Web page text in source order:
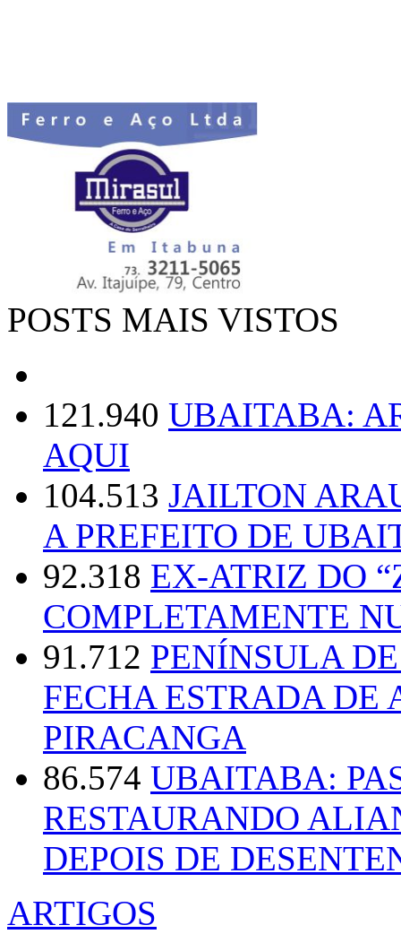
POSTS MAIS VISTOS
121.940 UBAITABA:
AQUI
104.513 JAILTON
A PREFEITO DE
92.318 EX-ATRIZ DO
COMPLETAMENTE
91.712 PENÍNSULA
FECHA ESTRADA DE
PIRACANGA
86.574 UBAITABA:
RESTAURANDO
DEPOIS DE
ARTIGOS